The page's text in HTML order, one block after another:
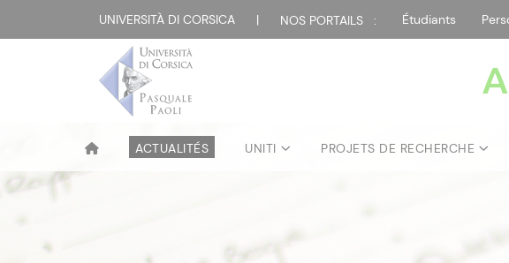
UNIVERSITÀ DI CORSICA | NOS PORTAILS : Étudiants
ACTUALITÉS UNITI PROJETS DE RECHERCHE